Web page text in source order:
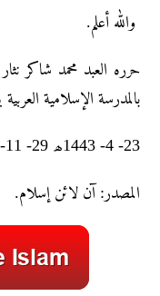
والله أعلم.
حرره العبد محمد شاکر
بالمدرسة الإسلامية
23- 4- 1443ھ 29- 11- 2021م الاثنين
المصدر: آن لائن إسلام.